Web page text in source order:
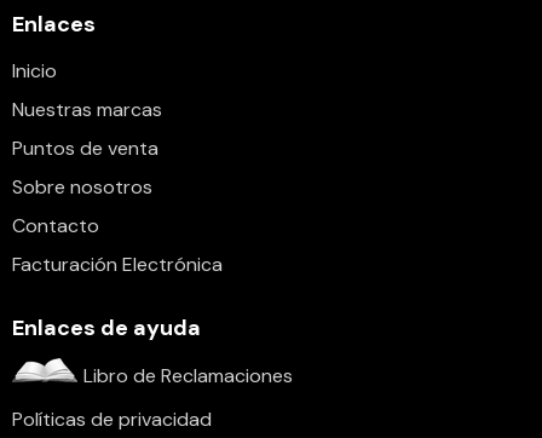
Enlaces
Inicio
Nuestras marcas
Puntos de venta
Sobre nosotros
Contacto
Facturación Electrónica
Enlaces de ayuda
Libro de Reclamaciones
Políticas de privacidad